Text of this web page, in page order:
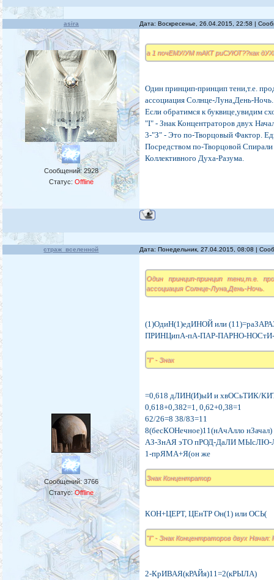
asira Дата: Воскресенье, 26.04.2015, 22:58 |
Сообщений: 2928
Статус: Offline
а 1 почЕМУ/УМ тАКТ риСУЮТ??как
Один принцип-принцип тени,т.е.
ассоциация Солнце-Луна,День-Ночь.
Если обратимся к буквице,увидим
"I" - Знак Концентраторов двух
3-"З" - Это по-Творцовый Фактор.
Посредством по-Творцовой
Коллективного Духа-Разума.
страж_вселенной Дата: Понедельник, 27.04.2015, 08:08 |
Сообщений:3766
Статус:Offline
Один принцип-принцип тени,т.е.
ассоциация Солнце-Луна,День-Ночь.
(1)ОдиН(1)едИНОЙ или
ПРИНЦипА-пА-ПАР-ПАРНО-НОСтИ-
"I" - Знак
=0,618 дЛИН(И)ыИ и хвОСьТИК/
0,618+0,382=1, 0,62+0,38=1
62/26=8 38/83=11
8(бесКОНечное)11(нАчАлло нЗачал)
АЗ-ЗнАЯ эТО пРОД-ДаЛИ
1-прЯМА+Я(он же
Знак Концентратор
КОН+ЦЕРТ, ЦЕнТР Он(1) или ОСЬ(
"I" - Знак Концентраторов двух
2-КрИВАЯ(кРАЙя)11=2(кРЫЛА)